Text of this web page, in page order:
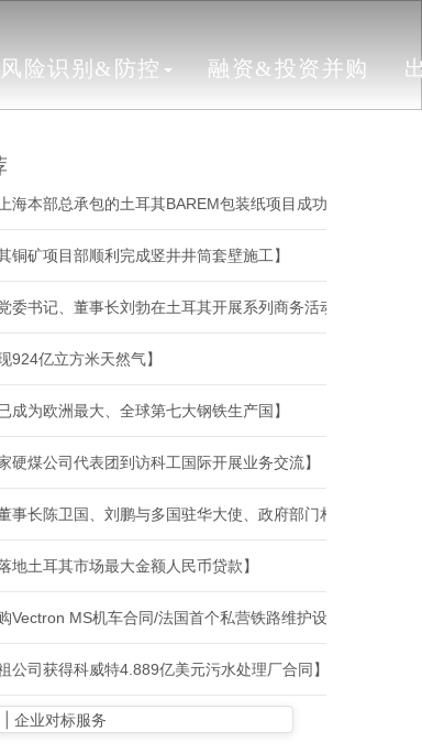
风险识别&防控 融资&投资并购
海本部总承包的土耳其BAREM包装纸项目成功开机】
铜矿项目部顺利完成竖井井筒套壁施工】
委书记、董事长刘勃在土耳其开展系列商务活动】
924亿立方米天然气】
成为欧洲最大、全球第七大钢铁生产国】
硬煤公司代表团到访科工国际开展业务交流】
董事长陈卫国、刘鹏与多国驻华大使、政府部门相关负责人、
地土耳其市场最大金额人民币贷款】
购Vectron MS机车合同/法国首个私营铁路维护设施建设合同/
公司获得科威特4.889亿美元污水处理厂合同】